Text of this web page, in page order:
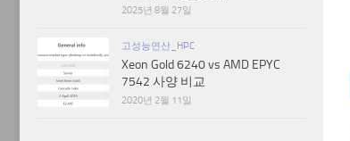
2025년 8월 27일
고성능연산_HPC
Xeon Gold 6240 vs AMD EPYC
7542 사양 비교
2020년 2월 11일